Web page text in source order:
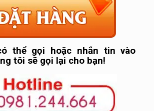
thể gọi hoặc nhắn tin vào
tôi sẽ gọi lại cho bạn!